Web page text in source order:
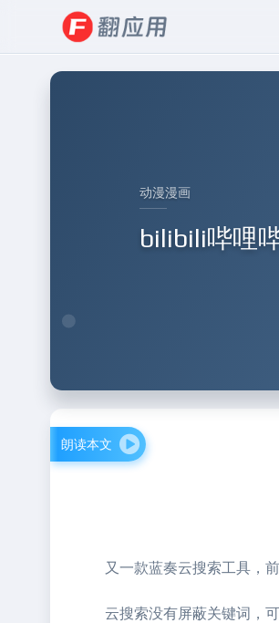
动漫漫画
bilibili哔哩
朗读本文
又一款蓝奏云搜索工具，
云搜索没有屏蔽关键词，